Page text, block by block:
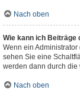
Nach oben
Wie kann ich Beiträge
Wenn ein
sehen Sie eine
werden dann durch die
Nach oben